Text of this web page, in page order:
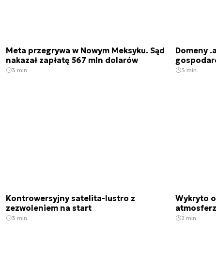
Meta przegrywa w Nowym Meksyku. Sąd
nakazał zapłatę 567 mln dolarów
3 min.
Domeny
3 min.
Kontrowersyjny satelita-lustro z
zezwoleniem na start
3 min.
Wykryto
2 min.